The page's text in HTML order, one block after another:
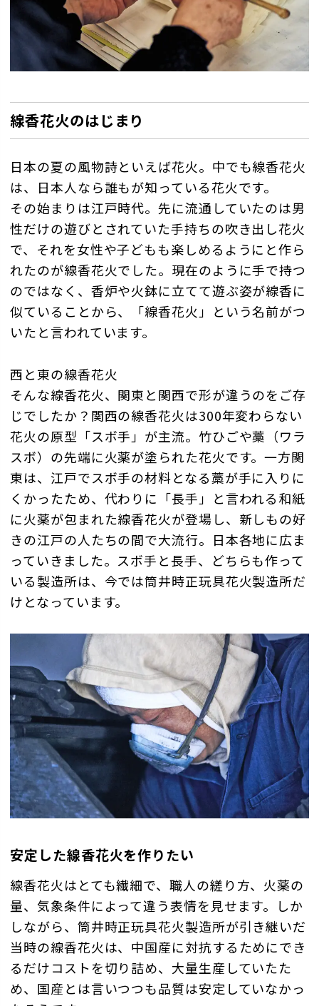
線香花火のはじまり
日本の夏の風物詩といえば花火。中でも線香花火
は、日本人なら誰もが知っている花火です。
その始まりは江戸時代。先に流通していたのは男
性だけの遊びとされていた手持ちの吹き出し花火
で、それを女性や子どもも楽しめるようにと作ら
れたのが線香花火でした。現在のように手で持つ
のではなく、香炉や火鉢に立てて遊ぶ姿が線香に
似ていることから、「線香花火」という名前がつ
いたと言われています。
西と東の線香花火
そんな線香花火、関東と関西で形が違うのをご存
じでしたか？関西の線香花火は300年変わらない
花火の原型「スボ手」が主流。竹ひごや藁（ワラ
スボ）の先端に火薬が塗られた花火です。一方関
東は、江戸でスボ手の材料となる藁が手に入りに
くかったため、代わりに「長手」と言われる和紙
に火薬が包まれた線香花火が登場し、新しもの好
きの江戸の人たちの間で大流行。日本各地に広ま
っていきました。スボ手と長手、どちらも作って
いる製造所は、今では筒井時正玩具花火製造所だ
けとなっています。
安定した線香花火を作りたい
線香花火はとても繊細で、職人の縒り方、火薬の
量、気象条件によって違う表情を見せます。しか
しながら、筒井時正玩具花火製造所が引き継いだ
当時の線香花火は、中国産に対抗するためにでき
るだけコストを切り詰め、大量生産していたた
め、国産とは言いつつも品質は安定していなかっ